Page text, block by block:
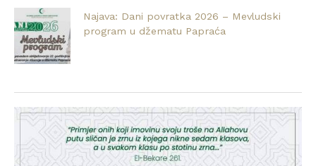
Najava: Dani povratka 2026 – Mevludski
program u džematu Papraća